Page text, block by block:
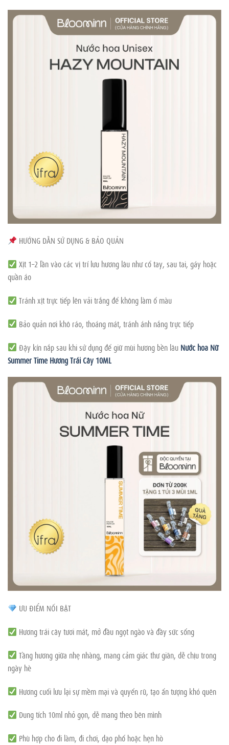
HƯỚNG DẪN SỬ DỤNG & BẢO QUẢN
Xịt 1–2 lần vào các vị trí lưu hương lâu như cổ tay, sau tai, gáy hoặc
quần áo
Tránh xịt trực tiếp lên vải trắng để không làm ố màu
Bảo quản nơi khô ráo, thoáng mát, tránh ánh nắng trực tiếp
Đậy kín nắp sau khi sử dụng để giữ mùi hương bền lâu Nước hoa Nữ
Summer Time Hương Trái Cây 10ML
ƯU ĐIỂM NỔI BẬT
Hương trái cây tươi mát, mở đầu ngọt ngào và đầy sức sống
Tầng hương giữa nhẹ nhàng, mang cảm giác thư giãn, dễ chịu trong
ngày hè
Hương cuối lưu lại sự mềm mại và quyến rũ, tạo ấn tượng khó quên
Dung tích 10ml nhỏ gọn, dễ mang theo bên mình
Phù hợp cho đi làm, đi chơi, dạo phố hoặc hẹn hò